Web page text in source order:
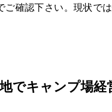
確認下さい。現状で
でキャンプ場経